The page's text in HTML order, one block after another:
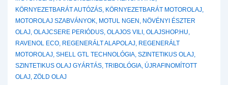
KÖRNYEZETBARÁT AUTÓZÁS, KÖRNYEZETBARÁT MOTOROLAJ,
MOTOROLAJ SZABVÁNYOK, MOTUL NGEN , NÖVÉNYI ÉSZTER
OLAJ, OLAJCSERE PERIÓDUS, OLAJOS VILI , OLAJSHOP.HU,
RAVENOL ECO, REGENERÁLT ALAPOLAJ, REGENERÁLT
MOTOROLAJ, SHELL GTL TECHNOLÓGIA, SZINTETIKUS OLAJ,
SZINTETIKUS OLAJ GYÁRTÁS, TRIBOLÓGIA, ÚJRAFINOMÍTOTT
OLAJ, ZÖLD OLAJ